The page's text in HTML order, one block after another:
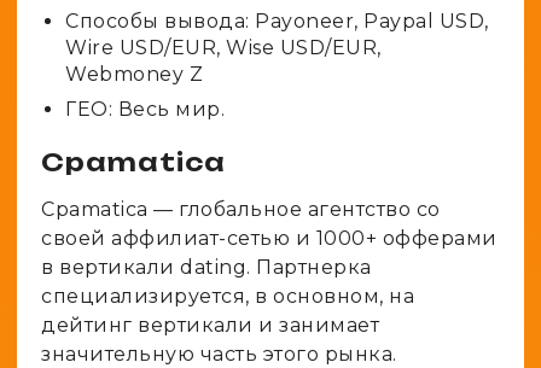
Способы вывода: Payoneer, Paypal USD,
Wire USD/EUR, Wise USD/EUR,
Webmoney Z
ГЕО: Весь мир.
Cpamatica
Cpamatica — глобальное агентство со
своей аффилиат-сетью и 1000+ офферами
в вертикали dating. Партнерка
специализируется, в основном, на
дейтинг вертикали и занимает
значительную часть этого рынка.